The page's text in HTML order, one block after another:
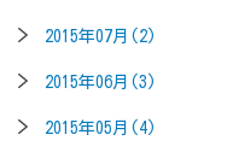
2015年07月(2)
2015年06月(3)
2015年05月(4)